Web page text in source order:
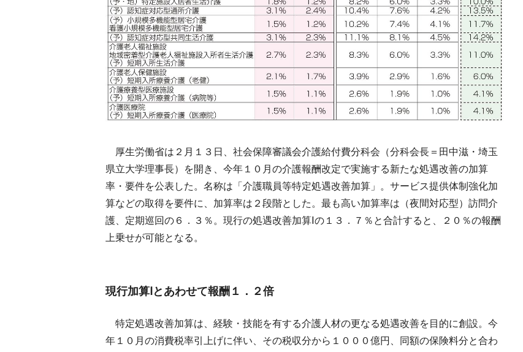
厚生労働省は２月１３日、社会保障審議会介護給付費分科会（分科会長＝田中滋・埼玉
県立大学理事長）を開き、今年１０月の介護報酬改定で実施する新たな処遇改善の加算
率・要件を公表した。名称は「介護職員等特定処遇改善加算」。サービス提供体制強化加
算などの取得を要件に、加算率は２段階とした。最も高い加算率は（夜間対応型）訪問介
護、定期巡回の６．３％。現行の処遇改善加算Ⅰの１３．７％と合計すると、２０％の報酬
上乗せが可能となる。
現行加算Ⅰとあわせて報酬１．２倍
特定処遇改善加算は、経験・技能を有する介護人材の更なる処遇改善を目的に創設。今
年１０月の消費税率引上げに伴い、その税収分から１０００億円、同額の保険料分と合わ